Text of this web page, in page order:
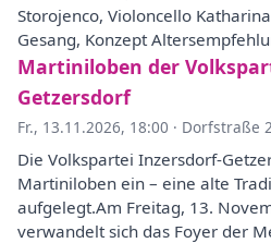
Storojenco, Violoncello
Gesang, Konzept
Martiniloben der
Getzersdorf
Fr., 13.11.2026, 18:00 · Dorfstraße
Die Volkspartei Inzersdorf-
Martiniloben ein – eine alte
aufgelegt.Am Freitag, 13.
verwandelt sich das Foyer der